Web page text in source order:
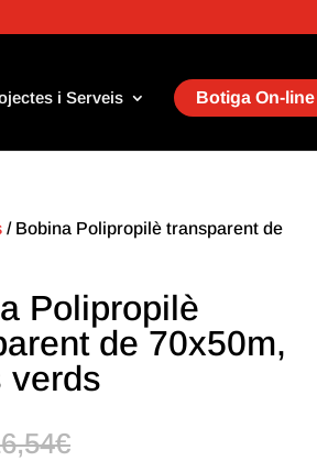
i Serveis Botiga On-line
/ Bobina Polipropilè transparent de
Polipropilè
de 70x50m,
verds
€